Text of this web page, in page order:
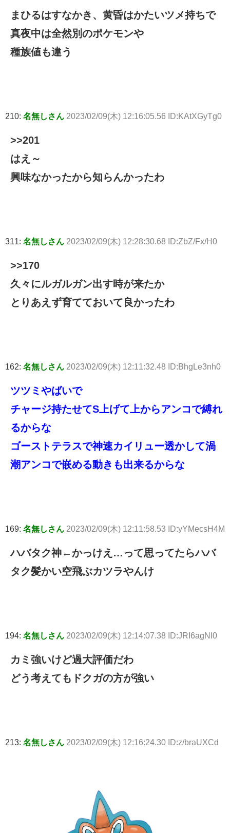
まひるはすなかき、黄昏はかたいツメ持ちで
真夜中は全然別のポケモンや
種族値も違う
210: 名無しさん 2023/02/09(木) 12:16:05.56 ID:KAtXGyTg0
>>201
はえ～
興味なかったから知らんかったわ
311: 名無しさん 2023/02/09(木) 12:28:30.68 ID:ZbZ/Fx/H0
>>170
久々にルガルガン出す時が来たか
とりあえず育てておいて良かったわ
162: 名無しさん 2023/02/09(木) 12:11:32.48 ID:BhgLe3nh0
ツツミやばいで
チャージ持たせてS上げて上からアンコで縛れ
るからな
ゴーストテラスで神速カイリュー透かして渦
潮アンコで嵌める動きも出来るからな
169: 名無しさん 2023/02/09(木) 12:11:58.53 ID:yYMecsH4M
ハバタク神←かっけえ…って思ってたらハバ
タク髪かい空飛ぶカツラやんけ
194: 名無しさん 2023/02/09(木) 12:14:07.38 ID:JRI6agNl0
カミ強いけど過大評価だわ
どう考えてもドクガの方が強い
213: 名無しさん 2023/02/09(木) 12:16:24.30 ID:z/braUXCd